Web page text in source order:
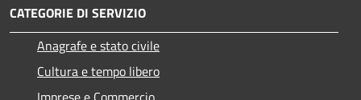
CATEGORIE DI SERVIZIO
Anagrafe e stato civile
Cultura e tempo libero